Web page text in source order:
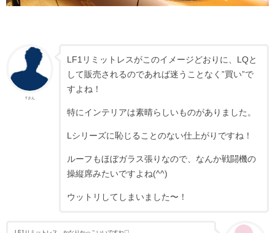
Tさん
LF1リミットレスがこのイメージどおりに、LQと
して販売されるのであれば迷うことなく”買い”で
すよね！
特にインテリアは素晴らしいものがありました。
Lシリーズに恥じることのない仕上がりですね！
ルーフもほぼガラス張りなので、なんか戦闘機の
操縦席みたいですよね(^^)
ウットリしてしまいました〜！